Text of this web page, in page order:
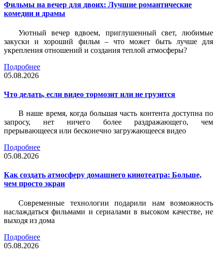
Фильмы на вечер для двоих: Лучшие романтические
комедии и драмы
Уютный вечер вдвоем, приглушенный свет, любимые
закуски и хороший фильм – что может быть лучше для
укрепления отношений и создания теплой атмосферы?
Подробнее
05.08.2026
Что делать, если видео тормозит или не грузится
В наше время, когда большая часть контента доступна по
запросу, нет ничего более раздражающего, чем
прерывающееся или бесконечно загружающееся видео
Подробнее
05.08.2026
Как создать атмосферу домашнего кинотеатра: Больше,
чем просто экран
Современные технологии подарили нам возможность
наслаждаться фильмами и сериалами в высоком качестве, не
выходя из дома
Подробнее
05.08.2026